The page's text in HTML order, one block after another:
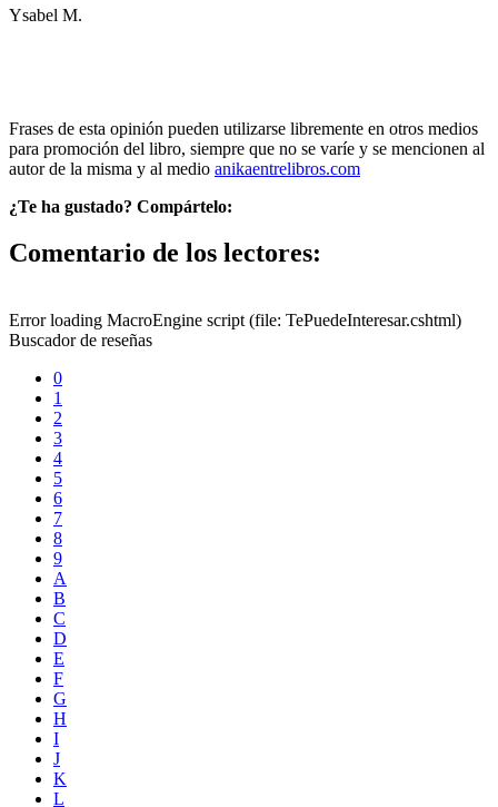
Ysabel M.
Frases de esta opinión pueden utilizarse libremente en otros medios
para promoción del libro, siempre que no se varíe y se mencionen al
autor de la misma y al medio anikaentrelibros.com
¿Te ha gustado? Compártelo:
Comentario de los lectores:
Error loading MacroEngine script (file: TePuedeInteresar.cshtml)
Buscador de reseñas
0
1
2
3
4
5
6
7
8
9
A
B
C
D
E
F
G
H
I
J
K
L